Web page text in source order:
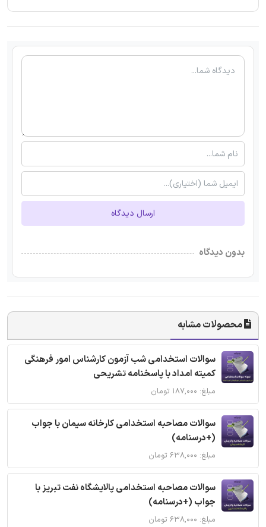
ارسال دیدگاه
بدون دیدگاه
محصولات مشابه
سوالات استخدامی شب آزمون کارشناس امور فرهنگی
کمیته امداد با پاسخنامه تشریحی
مبلغ: ۱۸۷,۰۰۰ تومان
سوالات مصاحبه استخدامی کارخانه سیمان با جواب
(+درسنامه)
مبلغ: ۶۳۸,۰۰۰ تومان
سوالات مصاحبه استخدامی پالایشگاه نفت تبریز با
جواب (+درسنامه)
مبلغ: ۶۳۸,۰۰۰ تومان